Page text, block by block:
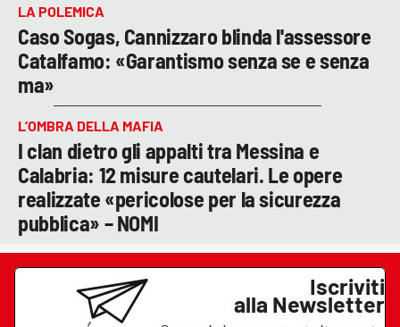
LA POLEMICA
Caso Sogas, Cannizzaro blinda l'assessore
Catalfamo: «Garantismo senza se e senza
ma»
L’OMBRA DELLA MAFIA
I clan dietro gli appalti tra Messina e
Calabria: 12 misure cautelari. Le opere
realizzate «pericolose per la sicurezza
pubblica» – NOMI
Iscriviti
alla Newsletter